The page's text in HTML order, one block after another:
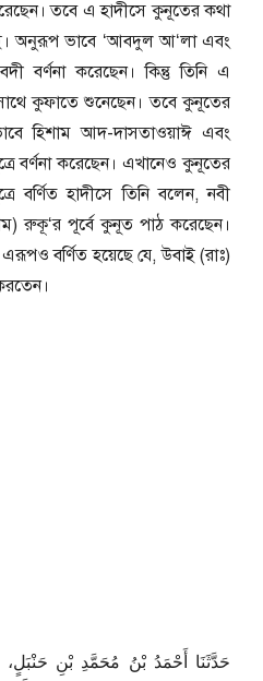
তবে এ হাদীসে কুনূতের কথা
অনুরূপ ভাবে ‘আবদুল আ‘লা এবং
বর্ণনা করেছেন। কিন্তু তিনি এ
কুফাতে শুনেছেন। তবে কুনূতের
হিশাম আদ-দাসতাওয়াঈ এবং
বর্ণনা করেছেন। এখানেও কুনূতের
বর্ণিত হাদীসে তিনি বলেন, নবী
রুকূ‘র পূর্বে কুনূত পাঠ করেছেন।
বর্ণিত হয়েছে যে, উবাই (রাঃ)
حَدَّثَنَا أَحْمَدُ بْنُ مُحَمَّدِ بْنِ حَنْبَلٍ،